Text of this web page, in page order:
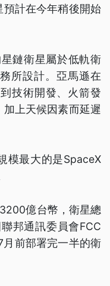
計在今年稍後開始
鏈衛星屬於低軌衛
所設計。亞馬遜在
技術開發、火箭發
上天候因素而延遲
模最大的是SpaceX
億台幣，衛星總
邦通訊委員會FCC
前部署完一半的衛